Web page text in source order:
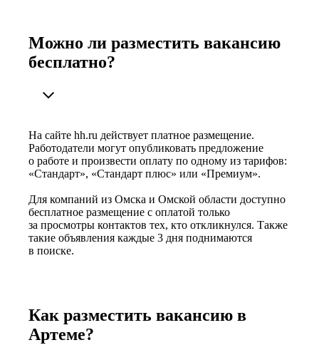
Можно ли разместить вакансию
бесплатно?
На сайте hh.ru действует платное размещение.
Работодатели могут опубликовать предложение
о работе и произвести оплату по одному из тарифов:
«Стандарт», «Стандарт плюс» или «Премиум».
Для компаний из Омска и Омской области доступно
бесплатное размещение с оплатой только
за просмотры контактов тех, кто откликнулся. Также
такие объявления каждые 3 дня поднимаются
в поиске.
Как разместить вакансию в
Артеме?